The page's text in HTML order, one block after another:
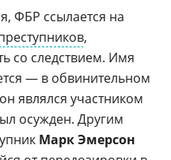
ФБР ссылается на
,
со следствием. Имя
— в обвинительном
являлся участником
осужден. Другим
Марк Эмерсон